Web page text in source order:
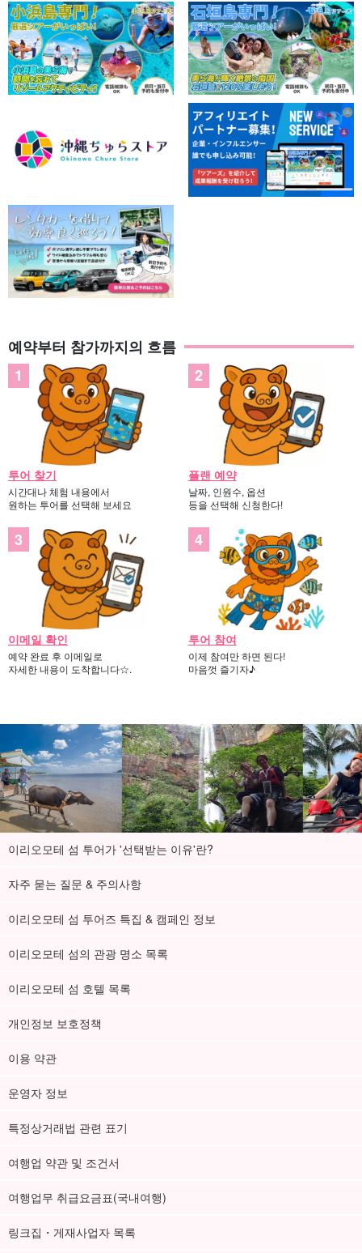
예약부터 참가까지의 흐름
투어 찾기
시간대나 체험 내용에서
원하는 투어를 선택해 보세요
플랜 예약
날짜, 인원수, 옵션
등을 선택해 신청한다!
이메일 확인
예약 완료 후 이메일로
자세한 내용이 도착합니다☆.
투어 참여
이제 참여만 하면 된다!
마음껏 즐기자♪
이리오모테 섬 투어가 '선택받는 이유'란?
자주 묻는 질문 & 주의사항
이리오모테 섬 투어즈 특집 & 캠페인 정보
이리오모테 섬의 관광 명소 목록
이리오모테 섬 호텔 목록
개인정보 보호정책
이용 약관
운영자 정보
특정상거래법 관련 표기
여행업 약관 및 조건서
여행업무 취급요금표(국내여행)
링크집・게재사업자 목록